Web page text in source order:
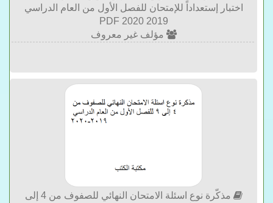
اختبار إستعداداً للإمتحان للفصل الأول من العام الدراسي
2019 2020 PDF
مؤلف غير معروف
مذكّرة نوع اسئلة الامتحان النهائي للصفوف من 4 إلى